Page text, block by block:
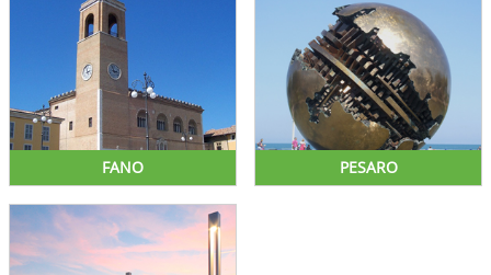
FANO PESARO